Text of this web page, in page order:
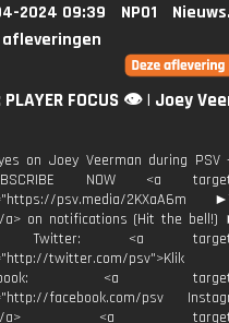
2024 09:39 NPO1
PLAYER FOCUS 👁 | Joey
on Joey Veerman during PSV
NOW <a
psv.media/2KXaA6m
a> on notifications (Hit the bell!)
Twitter: <a
twitter.com/psv">Klik
<a
facebook.com/psv
a> <a